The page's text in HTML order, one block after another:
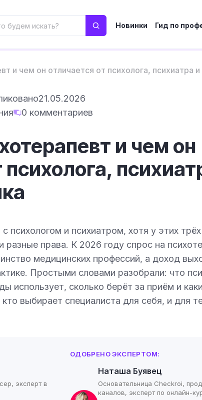
Новинки Гид по
и чем он отличается от психолога, психиатра и
21.05.2026
0 комментариев
и чем он
психолога,
психологом и психиатром, хотя у этих
разные права. К 2026 году спрос на
медицинских профессий, а доход
Простыми словами разобрали: что
использует, сколько берёт за приём и
выбирает специалиста для себя, и для
эксперт в
ОДОБРЕНО ЭКСПЕРТОМ:
Наташа Буявец
Основательница Checkroi,
каналов, эксперт по онлайн-